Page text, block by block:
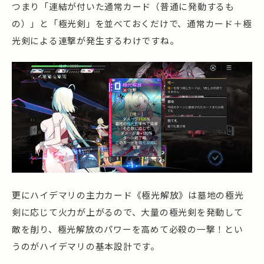
つまり「連結が付いた通常カード（普通に発動するも
の）」と「極光剣」を並べておくだけで、通常カード＋極
光剣による連撃が発生するわけですね。
更にハイデマリの主力カード《極光解放》は墓地の極光
剣に応じて火力が上がるので、大量の極光剣を発動して
敵を削り、極光解放のパワーを高めて必殺の一撃！とい
うのがハイデマリの基本設計です。